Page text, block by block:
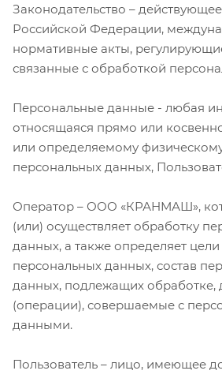
Законодательство –
Российской Федерации,
нормативные акты,
связанные с обработкой
Персональные данные - любая
относящаяся прямо или
или определяемому
персональных данных,
Оператор – ООО «КРАНМАШ»,
(или) осуществляет обработку
данных, а также определяет
персональных данных, состав
данных, подлежащих обработке,
(операции), совершаемые с
данными.
Пользователь – лицо, имеющее